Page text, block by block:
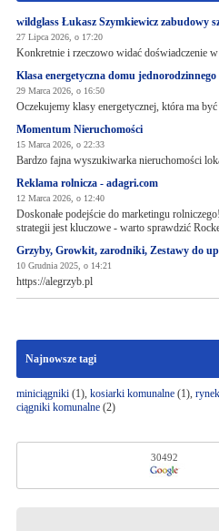
wildglass Łukasz Szymkiewicz zabudowy
27 Lipca 2026, o 17:20
Konkretnie i rzeczowo widać doświadczenie
Klasa energetyczna domu jednorodzinnego
29 Marca 2026, o 16:50
Oczekujemy klasy energetycznej, która ma
Momentum Nieruchomości
15 Marca 2026, o 22:33
Bardzo fajna wyszukiwarka nieruchomości
Reklama rolnicza - adagri.com
12 Marca 2026, o 12:40
Doskonałe podejście do marketingu
strategii jest kluczowe - warto sprawdzić
Grzyby, Growkit, zarodniki, Zestawy do
10 Grudnia 2025, o 14:21
https://alegrzyb.pl
Najnowsze tagi
miniciągniki(1), kosiarki komunalne(1),
ciągniki komunalne(2)
30492